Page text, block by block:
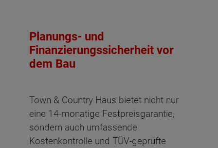
Planungs- und
Finanzierungssicherheit vor
dem Bau
Town & Country Haus bietet nicht nur
eine 14-monatige Festpreisgarantie,
sondern auch umfassende
Kostenkontrolle und TÜV-geprüfte